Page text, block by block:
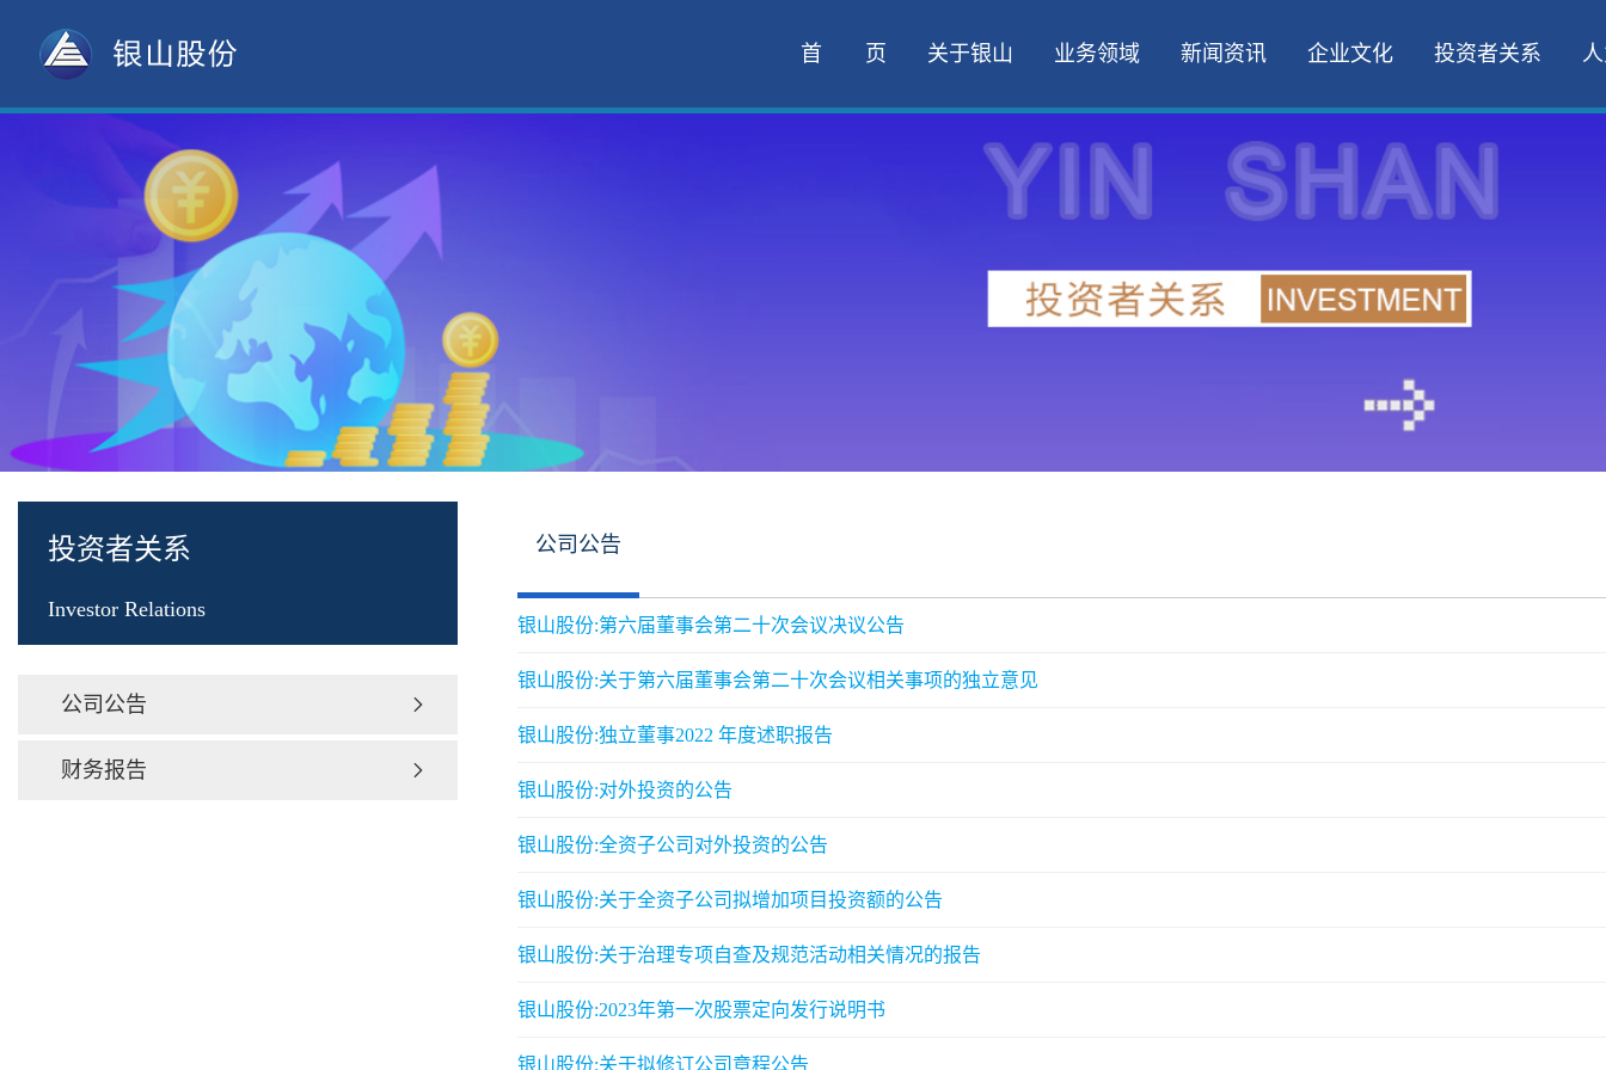
首 页 关于银山 业务领域 新闻资讯 企业文化 投资者关系
投资者关系
Investor Relations
公司公告 
财务报告 
公司公告
银山股份:第六届董事会第二十次会议决议公告
银山股份:关于第六届董事会第二十次会议相关事项的独立意见
银山股份:独立董事2022 年度述职报告
银山股份:对外投资的公告
银山股份:全资子公司对外投资的公告
银山股份:关于全资子公司拟增加项目投资额的公告
银山股份:关于治理专项自查及规范活动相关情况的报告
银山股份:2023年第一次股票定向发行说明书
银山股份:关于拟修订公司章程公告